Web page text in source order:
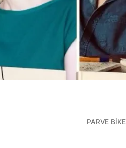
PARVE BIKE